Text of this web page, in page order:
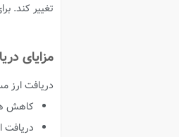
تغییر کند.
مزایای
دریافت ارز
کاهش
دریافت